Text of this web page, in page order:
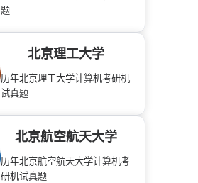
题
北京理工大学
历年北京理工大学计算机考研机
试真题
北京航空航天大学
历年北京航空航天大学计算机考
研机试真题